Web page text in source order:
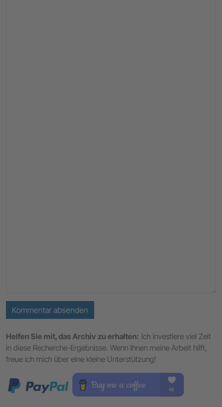
Kommentar absenden
Helfen Sie mit, das Archiv zu erhalten: Ich investiere viel Zeit
in diese Recherche-Ergebnisse. Wenn Ihnen meine Arbeit hilft,
freue ich mich über eine kleine Unterstützung!